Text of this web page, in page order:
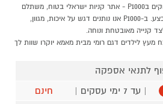
לילדים במחלקת צעצועים ומשחקים בP1000 - אתר קניות ישראלי בטוח, משתלם
ונוח המציע מוצרים מומלצים במבצע. ב-P1000 אנו נותנים דגש על איכות, מגוון,
קנייה מאובטחת ונוחה.
מעץ לילדים דגם רומי מבית מאמא יוקרו שוות לך
לתנאי אספקה
| עד 7 ימי עסקים |
חינם